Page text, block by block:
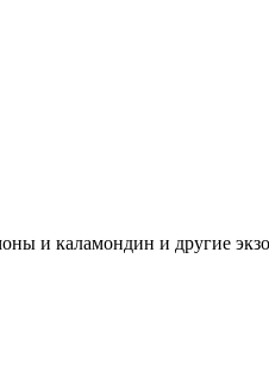
и каламондин и другие